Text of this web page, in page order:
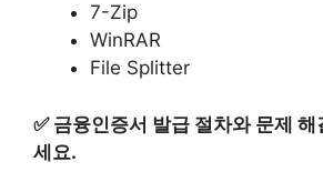
7-Zip
WinRAR
File Splitter
✅ 금융인증서 발급 절차와 문제 해
세요.